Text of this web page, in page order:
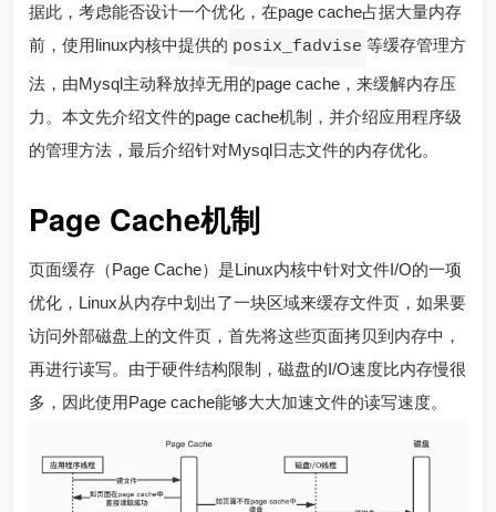
据此，考虑能否设计一个优化，在page cache占据大量内存
前，使用linux内核中提供的 posix_fadvise 等缓存管理方
法，由Mysql主动释放掉无用的page cache，来缓解内存压
力。本文先介绍文件的page cache机制，并介绍应用程序级
的管理方法，最后介绍针对Mysql日志文件的内存优化。
Page Cache机制
页面缓存（Page Cache）是Linux内核中针对文件I/O的一项
优化，Linux从内存中划出了一块区域来缓存文件页，如果要
访问外部磁盘上的文件页，首先将这些页面拷贝到内存中，
再进行读写。由于硬件结构限制，磁盘的I/O速度比内存慢很
多，因此使用Page cache能够大大加速文件的读写速度。